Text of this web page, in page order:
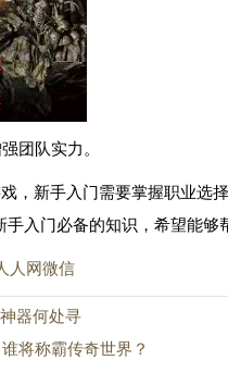
团队实力。
，新手入门需要掌握职业
入门必备的知识，希望能够
人网微信
器何处寻
将称霸传奇世界？